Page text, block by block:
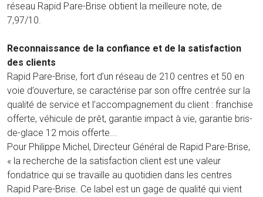
réseau Rapid Pare-Brise obtient la meilleure note, de
7,97/10.
Reconnaissance de la confiance et de la satisfaction
des clients
Rapid Pare-Brise, fort d’un réseau de 210 centres et 50 en
voie d’ouverture, se caractérise par son offre centrée sur la
qualité de service et l’accompagnement du client : franchise
offerte, véhicule de prêt, garantie impact à vie, garantie bris-
de-glace 12 mois offerte...
Pour Philippe Michel, Directeur Général de Rapid Pare-Brise,
« la recherche de la satisfaction client est une valeur
fondatrice qui se travaille au quotidien dans les centres
Rapid Pare-Brise. Ce label est un gage de qualité qui vient